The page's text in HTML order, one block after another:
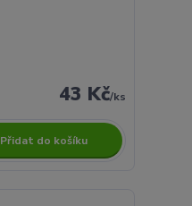
43 Kč/ks
Přidat do košíku